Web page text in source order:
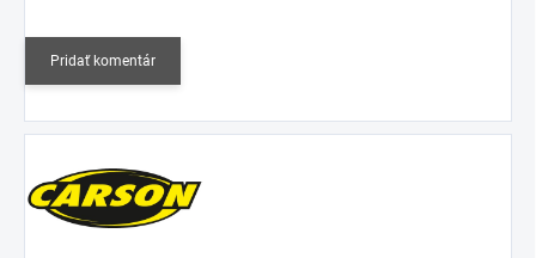
Pridať komentár